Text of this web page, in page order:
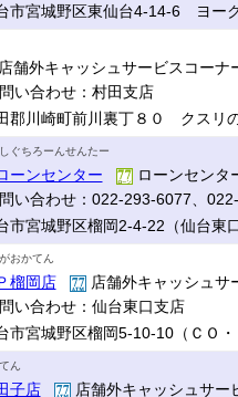
市宮城野区東仙台4-14-6 ヨー
店舗外キャッシュサービスコーナ
い合わせ：村田支店
郡川崎町前川裏丁８０ クスリ
ぐちろーんせんたー
ーンセンター
ローンセンタ
い合わせ：022-293-6077、
市宮城野区榴岡2-4-22（仙台東
おかてん
榴岡店
店舗外キャッシュサ
い合わせ：仙台東口支店
市宮城野区榴岡5-10-10（ＣＯ・
ん
子店 店舗外キャッシュサー